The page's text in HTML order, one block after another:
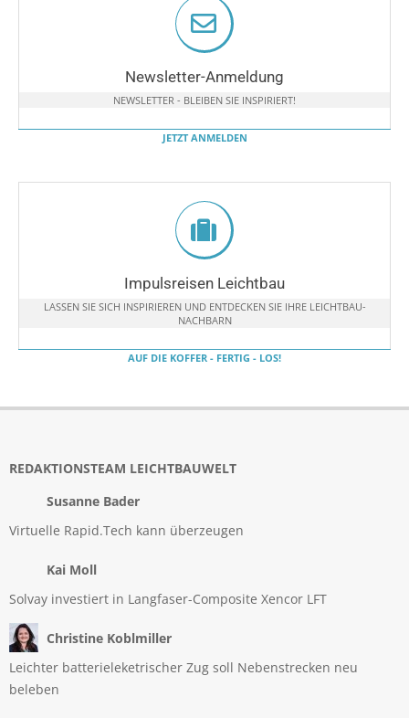
Newsletter-Anmeldung
NEWSLETTER - BLEIBEN SIE INSPIRIERT!
JETZT ANMELDEN
Impulsreisen Leichtbau
LASSEN SIE SICH INSPIRIEREN UND ENTDECKEN SIE IHRE LEICHTBAU-
NACHBARN
AUF DIE KOFFER - FERTIG - LOS!
REDAKTIONSTEAM LEICHTBAUWELT
Susanne Bader
Virtuelle Rapid.Tech kann überzeugen
Kai Moll
Solvay investiert in Langfaser-Composite Xencor LFT
Christine Koblmiller
Leichter batterieleketrischer Zug soll Nebenstrecken neu
beleben